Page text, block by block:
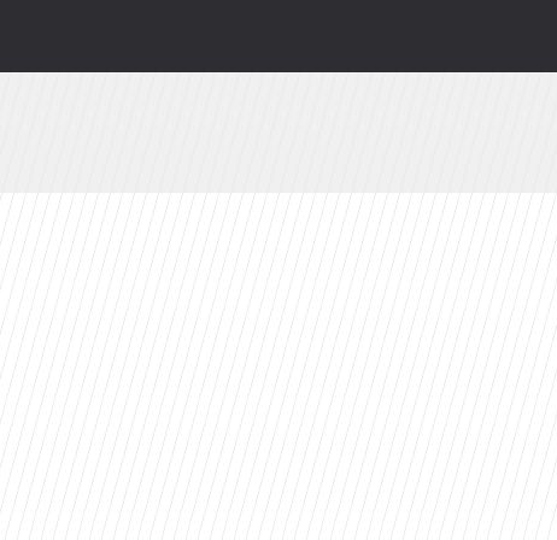
serial Disney+ to ekranizacja głośnej powieści